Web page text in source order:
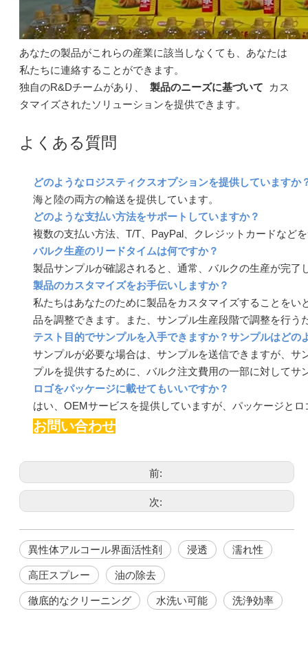
あなたの製品がこれらの産業に該当しなくても、あなたは
私たちに連絡することができます。
独自のR&Dチームがあり、 製品のニーズに基づいて カス
タマイズされたソリューションを提供できます。
よくある質問
どのようなロジスティクスオプションを提供していますか
海と陸の両方の輸送を提供しています。
どのような支払い方法をサポートしていますか？
複数の支払い方法、T/T、PayPal、クレジットカードなど
バルク生産のリードタイムは何ですか？
製品サンプルが確認されると、通常、バルクの生産が完了
製品のカスタマイズをお手伝いしますか？
私たちはあなたのために製品をカスタマイズすることを
品を調整できます。また、サンプル生産段階で調整を行う
テスト目的でサンプルを入手できますか？サンプルはどの
サンプルが必要な場合は、サンプルを送信できますが、
プルを提供するために、バルク注文費用の一部に対してサ
ロゴをパッケージに載せてもいいですか？
はい、OEMサービスを提供していますが、パッケージと
お問い合わせ
前:
次:
異性体アルコール界面活性剤 浸透 濡れ性
高圧スプレー 油の除去
徹底的なクリーニング 水洗い可能 洗浄効率